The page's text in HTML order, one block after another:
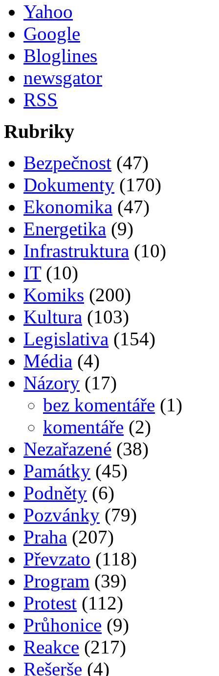
Yahoo
Google
Bloglines
newsgator
RSS
Rubriky
Bezpečnost (47)
Dokumenty (170)
Ekonomika (47)
Energetika (9)
Infrastruktura (10)
IT(10)
Komiks (200)
Kultura (103)
Legislativa (154)
Média (4)
Názory (17)
bez komentáře (1)
komentáře (2)
Nezařazené (38)
Památky (45)
Podněty (6)
Pozvánky (79)
Praha (207)
Převzato (118)
Program (39)
Protest (112)
Průhonice (9)
Reakce (217)
Rešerše (4)